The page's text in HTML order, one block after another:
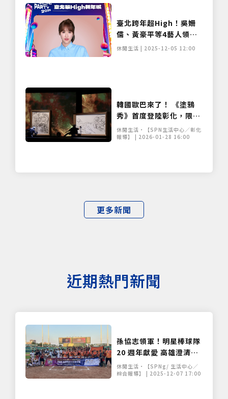
更多新聞
臺北跨年超High！吳姍
儒、黃豪平等4藝人領軍
4 大舞台打造跨夜音樂地
休閒生活 | 2025-12-05 12:00
韓國歐巴來了！ 《塗鴉
秀》首度登陸彰化，限時
早鳥優惠開搶
休閒生活•【SPN生活中心／彰化
報導】 | 2026-01-28 16:00
近期熱門新聞
孫協志領軍！明星棒球隊
20 週年獻愛 高雄澄清湖
冬日送暖
休閒生活•【SPNg/ 生活中心／
綜合報導】 | 2025-12-07 17:00
僅必需的Cookies 同意